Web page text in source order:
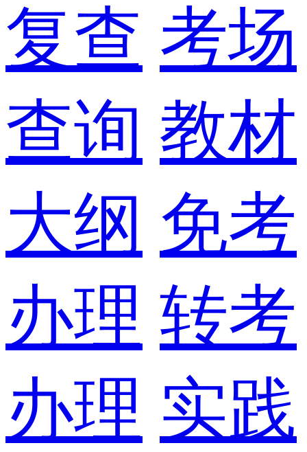
复查 考场
查询 教材
大纲 免考
办理 转考
办理 实践